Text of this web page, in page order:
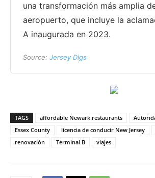
una transformación más amplia
aeropuerto, que incluye la
A inaugurada en 2023.
Source: Jersey Digs
TAGS affordable Newark restaurants
Essex County
licencia de conducir New Jersey
renovación
Terminal B viajes